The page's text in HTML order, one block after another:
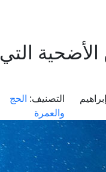
التي
التصنيف: الحج
والعمرة